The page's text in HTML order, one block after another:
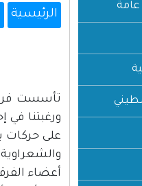
الرئيسية
على حركات
أعضاء